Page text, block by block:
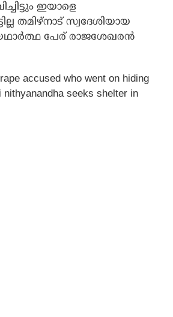
ഇയാളെ
തമിഴ്‌നാട് സ്വദേശിയായ
പേര് രാജശേഖരന്‍
accused who went on hiding
nithyanandha seeks shelter in